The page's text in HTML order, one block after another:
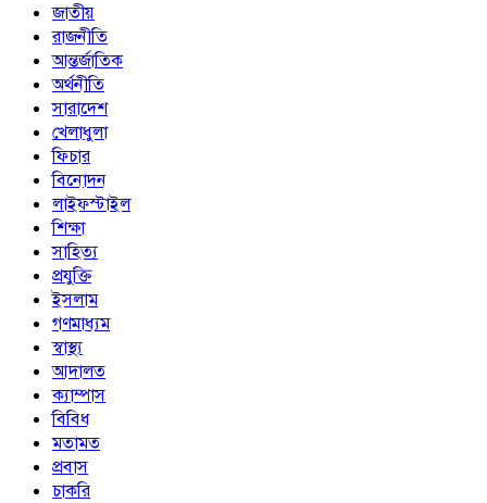
জাতীয়
রাজনীতি
আন্তর্জাতিক
অর্থনীতি
সারাদেশ
খেলাধুলা
ফিচার
বিনোদন
লাইফস্টাইল
শিক্ষা
সাহিত্য
প্রযুক্তি
ইসলাম
গণমাধ্যম
স্বাস্থ্য
আদালত
ক্যাম্পাস
বিবিধ
মতামত
প্রবাস
চাকরি